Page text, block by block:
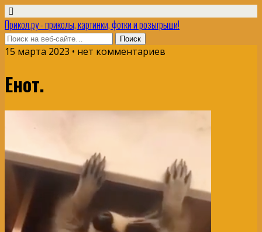
Прикол.ру - приколы, картинки, фотки и розыгрыши!
15 марта 2023 • нет комментариев
Енот.